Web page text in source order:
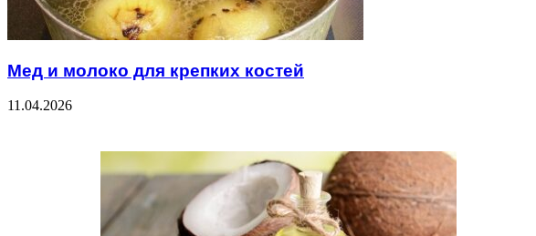
Мед и молоко для крепких костей
11.04.2026